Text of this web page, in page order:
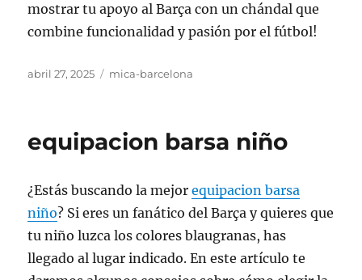
mostrar tu apoyo al Barça con un chándal que
combine funcionalidad y pasión por el fútbol!
Publicado
abril 27, 2025 Categorías
mica-barcelona
equipacion barsa niño
¿Estás buscando la mejorequipacion barsa
niño? Si eres un fanático del Barça y quieres que
tu niño luzca los colores blaugranas, has
llegado al lugar indicado. En este artículo te